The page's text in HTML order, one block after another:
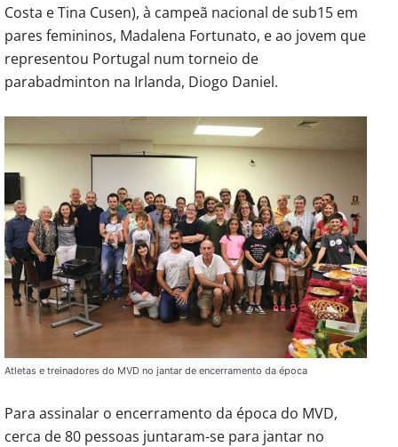
Costa e Tina Cusen), à campeã nacional de sub15 em
pares femininos, Madalena Fortunato, e ao jovem que
representou Portugal num torneio de
parabadminton na Irlanda, Diogo Daniel.
Atletas e treinadores do MVD no jantar de encerramento da época
Para assinalar o encerramento da época do MVD,
cerca de 80 pessoas juntaram-se para jantar no